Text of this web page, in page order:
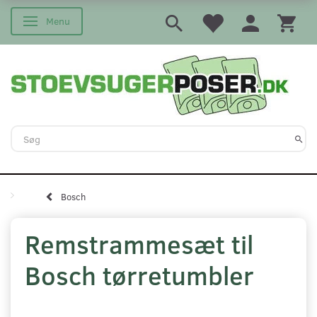
Skifte navigation
Menu
Bosch
Remstrammesæt til
Bosch tørretumbler